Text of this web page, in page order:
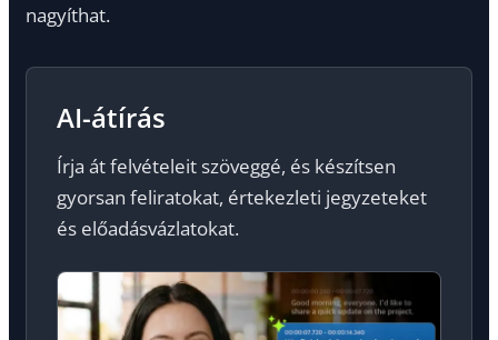
nagyíthat.
AI-átírás
Írja át felvételeit szöveggé, és készítsen
gyorsan feliratokat, értekezleti jegyzeteket
és előadásvázlatokat.